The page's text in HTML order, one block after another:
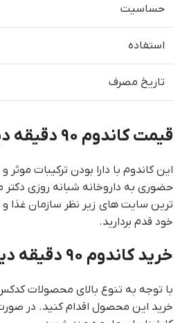
حساسیت
استفاده
تاریخ مصرف
قیمت کاندوم 90 دقیقه دیلی کدکس
این کاندوم با دارا بودن ترکیبات
حضوری به داروخانه شبانه روزی
ترین سایت های زیر نظر سازمان غذا
خود قدم بردارید.
خرید کاندوم 90 دقیقه دیلی کدکس
با توجه به تنوع بالای محصولات